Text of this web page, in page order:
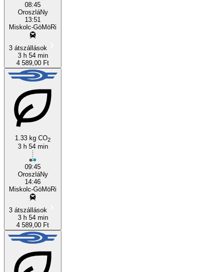
08:45
OroszláNy
13:51
Miskolc-GöMöRi
3 átszállások
3 h 54 min
4 589,00 Ft
1.33 kg CO2
3 h 54 min
09:45
OroszláNy
14:46
Miskolc-GöMöRi
3 átszállások
3 h 54 min
4 589,00 Ft